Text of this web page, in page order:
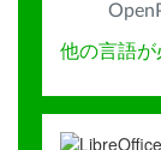
他の言語が